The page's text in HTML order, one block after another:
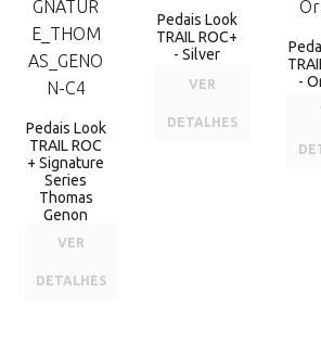
Pedais Look
TRAIL ROC
+ Signature
Series
Thomas
Genon
VER
DETALHES
Pedais Look
TRAIL ROC+
- Silver
VER
DETALHES
-